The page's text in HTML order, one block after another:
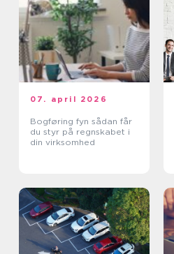
07. april 2026
Bogføring fyn sådan får
du styr på regnskabet i
din virksomhed